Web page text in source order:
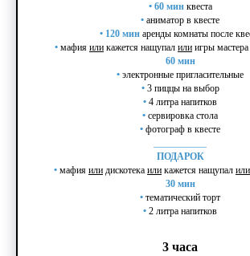
• 60 мин квеста
• аниматор в квесте
• 120 минаренды комнаты после
• мафия или кажется нащупал или игры мастера
60 мин
• электронные пригласительные
• 3 пиццы на выбор
• 4 литра напитков
• сервировка стола
• фотограф в квесте
ПОДАРОК
• мафия или дискотека или кажется нащупал или
30 мин
• тематический торт
• 2 литра напитков
3 часа